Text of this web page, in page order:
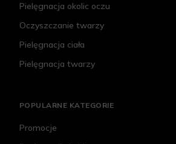
Pielęgnacja okolic oczu
Oczyszczanie twarzy
Pielęgnacja ciała
Pielęgnacja twarzy
POPULARNE KATEGORIE
Promocje